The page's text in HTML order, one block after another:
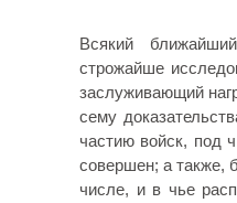
Всякий
строжайше
заслуживающий
сему
частию войск, под
совершен; а также,
числе, и в чье